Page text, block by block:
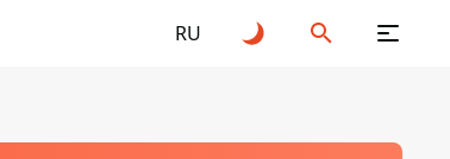
RU